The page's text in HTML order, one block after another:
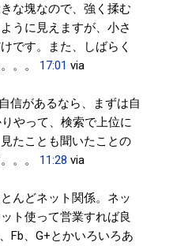
な塊なので、強く揉む
うに見えますが、小さ
です。また、しばらく
。。
17:01 via
信があるなら、まずは自
やって、検索で上位に
たことも聞いたことの
。。
11:28 via
んどネット関係。ネッ
ト使って営業すれば良
Fb、G+とかいろいろあ